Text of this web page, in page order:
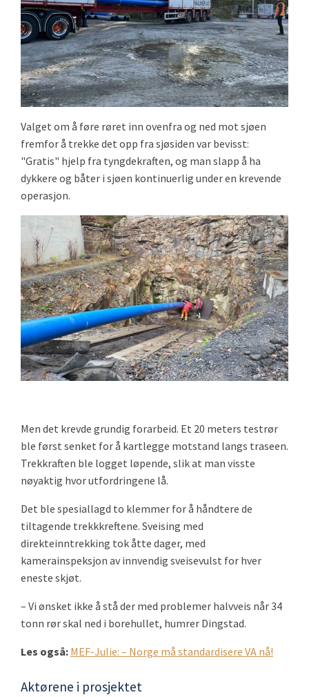
Valget om å føre røret inn ovenfra og ned mot sjøen
fremfor å trekke det opp fra sjøsiden var bevisst:
"Gratis" hjelp fra tyngdekraften, og man slapp å ha
dykkere og båter i sjøen kontinuerlig under en krevende
operasjon.
Men det krevde grundig forarbeid. Et 20 meters testrør
ble først senket for å kartlegge motstand langs traseen.
Trekkraften ble logget løpende, slik at man visste
nøyaktig hvor utfordringene lå.
Det ble spesiallagd to klemmer for å håndtere de
tiltagende trekkkreftene. Sveising med
direkteinntrekking tok åtte dager, med
kamerainspeksjon av innvendig sveisevulst for hver
eneste skjøt.
– Vi ønsket ikke å stå der med problemer halvveis når 34
tonn rør skal ned i borehullet, humrer Dingstad.
Les også: MEF-Julie: – Norge må standardisere VA nå!
Aktørene i prosjektet